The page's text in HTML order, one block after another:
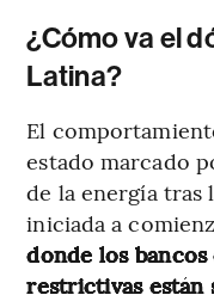
¿Cómo va el
Latina?
El
estado marcado
de la energía tras
iniciada a
donde los
restrictivas están